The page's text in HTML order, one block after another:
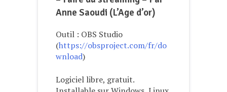
Anne Saoudi (L’Age d’or)
Outil : OBS Studio
(https://obsproject.com/fr/do
wnload)
Logiciel libre, gratuit.